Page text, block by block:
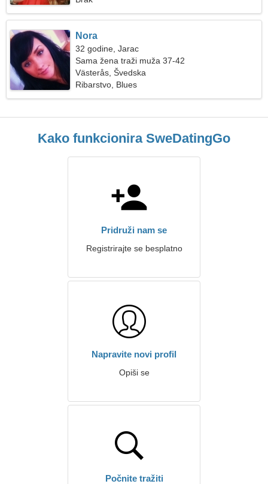
Nora
32 godine, Jarac
Sama žena traži muža 37-42
Västerås, Švedska
Ribarstvo, Blues
Kako funkcionira SweDatingGo
Pridruži nam se
Registrirajte se besplatno
Napravite novi profil
Opiši se
Počnite tražiti